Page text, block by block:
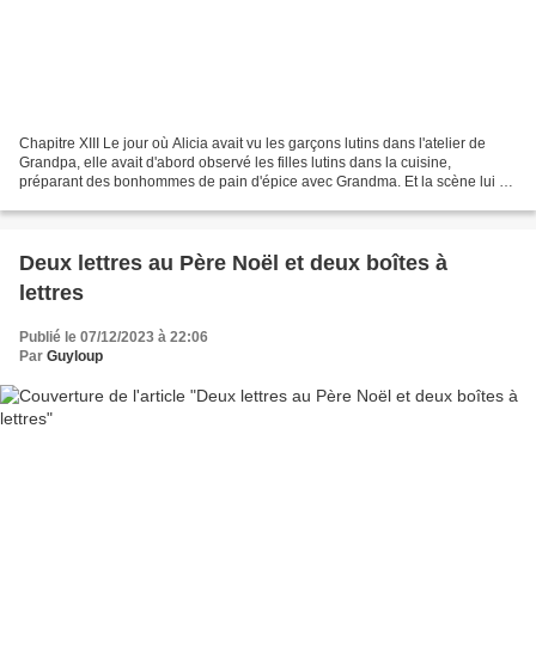
Chapitre XIII Le jour où Alicia avait vu les garçons lutins dans l'atelier de
Grandpa, elle avait d'abord observé les filles lutins dans la cuisine,
préparant des bonhommes de pain d'épice avec Grandma. Et la scène lui a
Deux lettres au Père Noël et deux boîtes à
lettres
Publié le 07/12/2023 à 22:06
Par Guyloup